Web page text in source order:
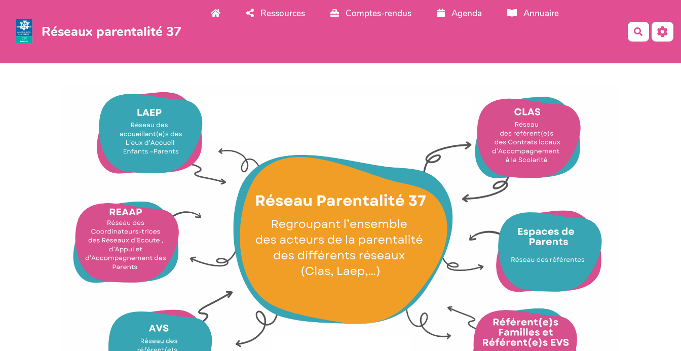
Réseaux parentalité 37
Ressources Comptes-rendus Agenda Annuaire